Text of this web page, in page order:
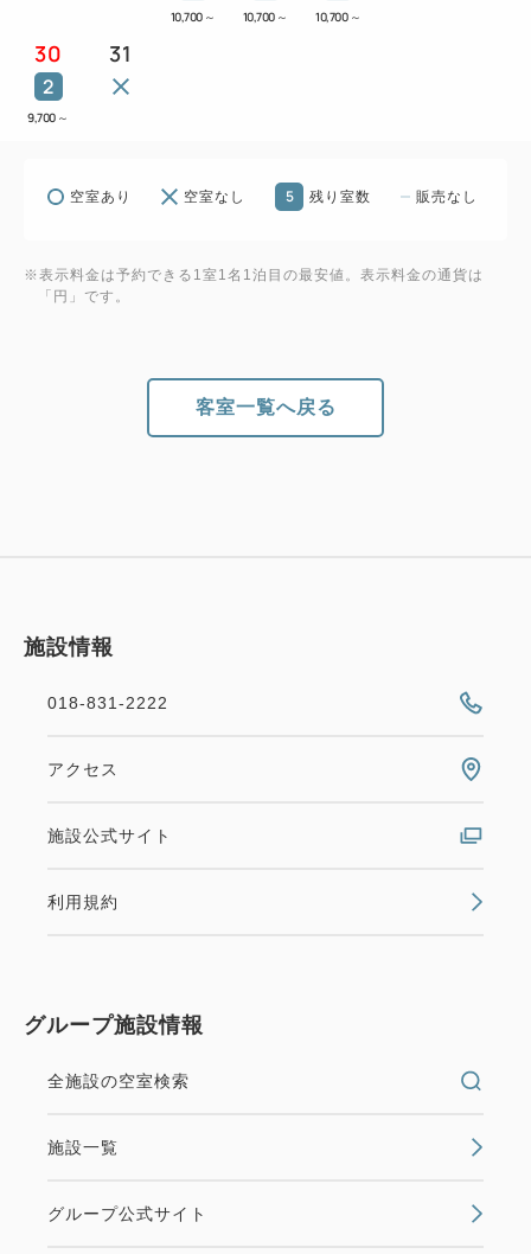
10,700 ～ 10,700 ～ 10,700 ～
30
2
9,700 ～
31
空室あり 空室なし 5 残り室数 販売なし
※表示料金は予約できる1室1名1泊目の最安値。表示料金の通貨は
「円」です。
客室一覧へ戻る
施設情報
018-831-2222
アクセス
施設公式サイト
利用規約
グループ施設情報
全施設の空室検索
施設一覧
グループ公式サイト